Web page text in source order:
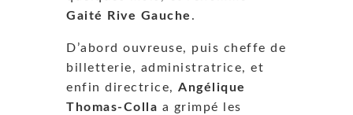
Gaité Rive Gauche .
D’abord ouvreuse, puis cheffe de
billetterie, administratrice, et
enfin directrice, Angélique
Thomas-Colla a grimpé les